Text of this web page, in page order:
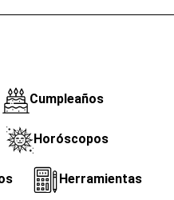
Cumpleaños
Horóscopos
Herramientas